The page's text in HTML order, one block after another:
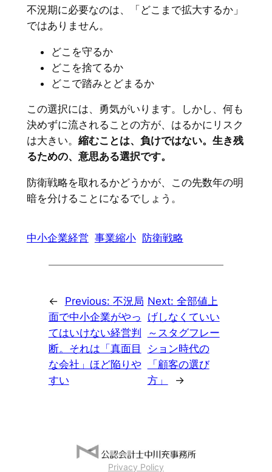
不況期に必要なのは、「どこまで拡大するか」
ではありません。
どこを守るか
どこを捨てるか
どこで踏みとどまるか
この選択には、勇気がいります。しかし、何も
決めずに流されることの方が、はるかにリスク
は大きい。 縮むことは、負けではない。生き残
るための、意思ある選択です。
防衛戦略を取れるかどうかが、この先数年の明
暗を分けることになるでしょう。
中小企業経営 事業縮小 防衛戦略
← Previous: 不況局
面で中小企業がやっ
てはいけない経営判
断。それは「真面目
な会社」ほど陥りや
すい
Next: 全部値上
げしなくていい
～スタグフレー
ション時代の
「顧客の選び
方」
→
Privacy Policy